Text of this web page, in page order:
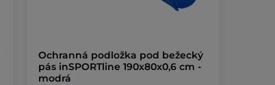
Ochranná podložka pod bežecký
pás inSPORTline 190x80x0,6 cm -
modrá